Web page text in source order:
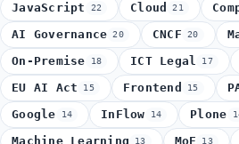
JavaScript 22 Cloud 21
AI Governance 20 CNCF 20
On-Premise 18 ICT Legal 17
EU AI Act 15 Frontend 15
Google 14 InFlow 14 Plone
Machine Learning 13 MoE 13